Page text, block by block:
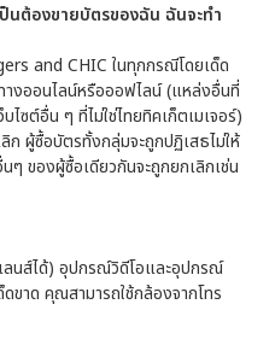
นต้องขายบัตรของฉัน ฉันจะทำ
and CHIC ในทุกกรณีโดยเด็ด
งออนไลน์หรือออฟไลน์ (แหล่งอื่นที่
ซต์อื่น ๆ ที่ไม่ใช่ไทยทิคเก็ตเมเจอร์)
ก ผู้ซื้อบัตรทั้งกลุ่มจะถูกปฏิเสธไม่ให้
ๆ ของผู้ซื้อเดียวกันจะถูกยกเลิกเช่น
ลนส์ได้) อุปกรณ์วิดีโอและอุปกรณ์
ขาด คุณสามารถใช้กล้องจากโทร